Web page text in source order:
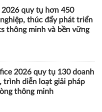
2026 quy tụ hơn 450
thúc đẩy phát triển
thông minh và bền vững
2026 quy tụ 130 doanh
trình diễn loạt giải pháp
thông minh